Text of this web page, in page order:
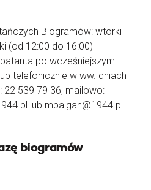
Biogramów: wtorki
(od 12:00 do 16:00)
po wcześniejszym
telefonicznie w ww. dniach i
22 539 79 36, mailowo:
lub mpalgan@1944.pl
biogramów